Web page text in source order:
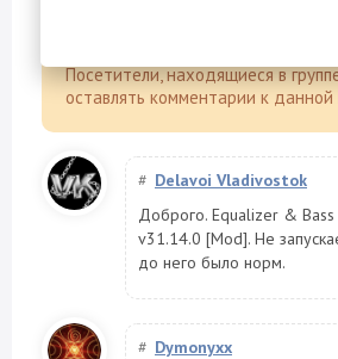
Посетители, находящиеся в
оставлять комментарии к данной
# Delavoi Vladivostok
Доброго. Equalizer & Bass
v31.14.0 [Mod]. Не
до него было норм.
# Dymonyxx